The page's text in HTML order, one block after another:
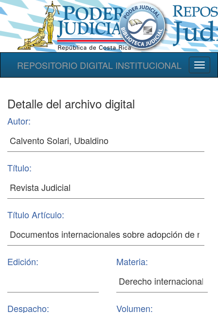
REPOSITORIO DIGITAL INSTITUCIONAL
Detalle del archivo digital
Autor:
Título:
Título Artículo:
Edición: Materia:
Despacho: Volumen: